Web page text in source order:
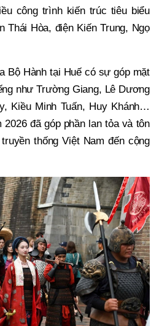
công trình kiến trúc tiêu biểu
Thái Hòa, điện Kiến Trung, Ngọ
Bộ Hành tại Huế có sự góp mặt
như Trường Giang, Lê Dương
Kiều Minh Tuấn, Huy Khánh…
2026 đã góp phần lan tỏa và tôn
thống Việt Nam đến cộng